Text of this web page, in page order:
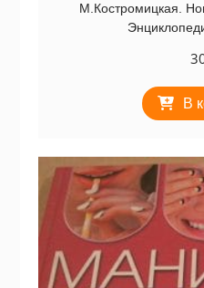
М.Костромицкая.
В